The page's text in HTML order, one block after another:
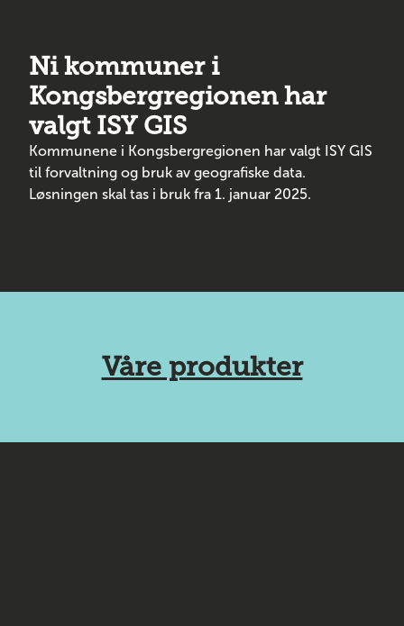
Ni kommuner i
Kongsbergregionen har
valgt ISY GIS
Kommunene i Kongsbergregionen har valgt ISY GIS
til forvaltning og bruk av geografiske data.
Løsningen skal tas i bruk fra 1. januar 2025.
Våre produkter